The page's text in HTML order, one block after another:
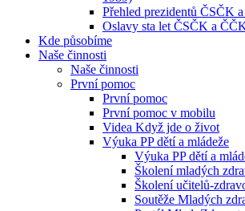
Přehled prezidentů ČSČK
Oslavy sta let ČSČK a
Kde působíme
Naše činnosti
Naše činnosti
První pomoc
První pomoc
První pomoc v mobilu
Videa Když jde o život
Výuka PP dětí a mládeže
Výuka PP dětí a
Školení mladých
Školení učitelů-
Soutěže Mladých